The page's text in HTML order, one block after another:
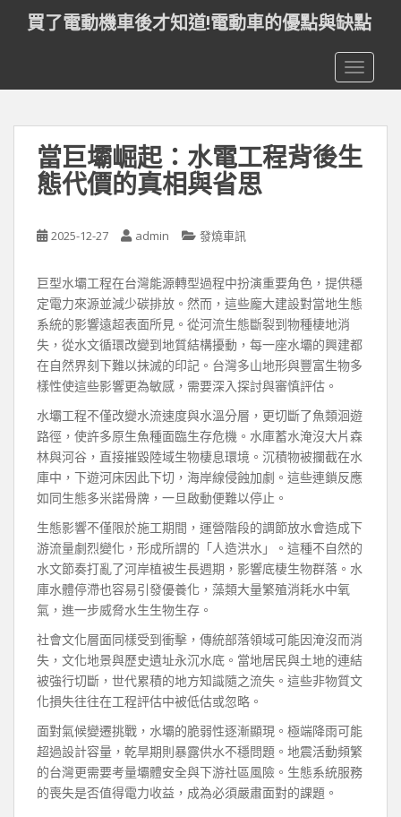
t
買了電動機車後才知道!電動車的優點與缺點
當巨壩崛起：水電工程背後生
態代價的真相與省思
2025-12-27 admin 發燒車訊
巨型水壩工程在台灣能源轉型過程中扮演重要角色，提供穩
定電力來源並減少碳排放。然而，這些龐大建設對當地生態
系統的影響遠超表面所見。從河流生態斷裂到物種棲地消
失，從水文循環改變到地質結構擾動，每一座水壩的興建都
在自然界刻下難以抹滅的印記。台灣多山地形與豐富生物多
樣性使這些影響更為敏感，需要深入探討與審慎評估。
水壩工程不僅改變水流速度與水溫分層，更切斷了魚類洄遊
路徑，使許多原生魚種面臨生存危機。水庫蓄水淹沒大片森
林與河谷，直接摧毀陸域生物棲息環境。沉積物被攔截在水
庫中，下遊河床因此下切，海岸線侵蝕加劇。這些連鎖反應
如同生態多米諾骨牌，一旦啟動便難以停止。
生態影響不僅限於施工期間，運營階段的調節放水會造成下
游流量劇烈變化，形成所謂的「人造洪水」。這種不自然的
水文節奏打亂了河岸植被生長週期，影響底棲生物群落。水
庫水體停滯也容易引發優養化，藻類大量繁殖消耗水中氧
氣，進一步威脅水生生物生存。
社會文化層面同樣受到衝擊，傳統部落領域可能因淹沒而消
失，文化地景與歷史遺址永沉水底。當地居民與土地的連結
被強行切斷，世代累積的地方知識隨之流失。這些非物質文
化損失往往在工程評估中被低估或忽略。
面對氣候變遷挑戰，水壩的脆弱性逐漸顯現。極端降雨可能
超過設計容量，乾旱期則暴露供水不穩問題。地震活動頻繁
的台灣更需要考量壩體安全與下游社區風險。生態系統服務
的喪失是否值得電力收益，成為必須嚴肅面對的課題。